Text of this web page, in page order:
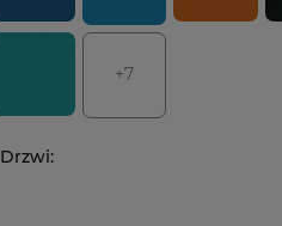
+7
Drzwi: